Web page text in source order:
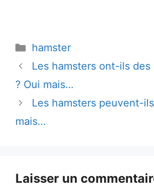
Catégories
hamster
Les hamsters ont-ils
? Oui mais…
Les hamsters peuvent-
mais…
Laisser un